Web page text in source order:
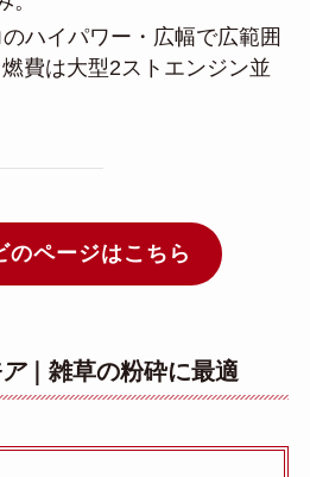
ハイパワー・広幅で広範囲
費は大型2ストエンジン並
のページはこちら
｜雑草の粉砕に最適